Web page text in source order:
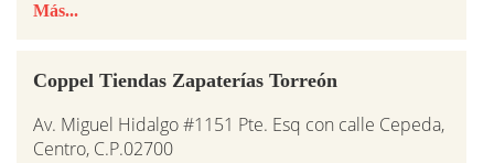
Más...
Coppel Tiendas Zapaterías Torreón
Av. Miguel Hidalgo #1151 Pte. Esq con calle Cepeda,
Centro, C.P.02700